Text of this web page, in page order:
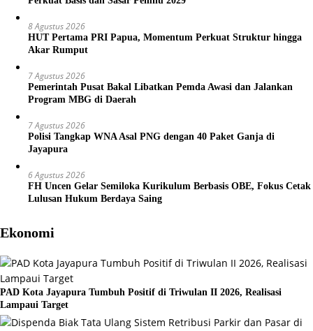
8 Agustus 2026
HUT Pertama PRI Papua, Momentum Perkuat Struktur hingga
Akar Rumput
7 Agustus 2026
Pemerintah Pusat Bakal Libatkan Pemda Awasi dan Jalankan
Program MBG di Daerah
7 Agustus 2026
Polisi Tangkap WNA Asal PNG dengan 40 Paket Ganja di
Jayapura
6 Agustus 2026
FH Uncen Gelar Semiloka Kurikulum Berbasis OBE, Fokus Cetak
Lulusan Hukum Berdaya Saing
Ekonomi
PAD Kota Jayapura Tumbuh Positif di Triwulan II 2026, Realisasi
Lampaui Target